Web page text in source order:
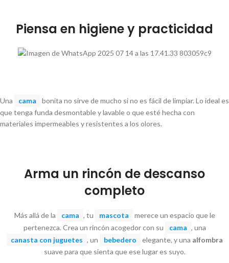
Piensa en higiene y practicidad
Una cama
bonita no sirve de mucho si no es fácil de limpiar. Lo ideal es
que tenga funda desmontable y lavable o que esté hecha con
materiales impermeables y resistentes a los olores.
Arma un rincón de descanso
completo
Más allá de la cama , tu mascota
merece un espacio que le
pertenezca. Crea un rincón acogedor con su
cama , una
canasta con juguetes , un bebedero elegante, y una alfombra
suave para que sienta que ese lugar es suyo.